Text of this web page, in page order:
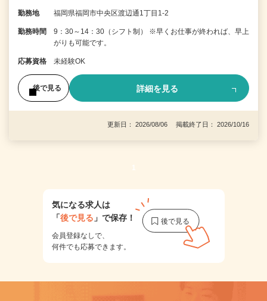
勤務地 福岡県福岡市中央区渡辺通1丁目1-2
勤務時間
9：30～14：30（シフト制） ※早くお仕事が終われば、早上
がりも可能です。
応募資格 未経験OK
後で見る 詳細を見る
更新日： 2026/08/06 掲載終了日： 2026/10/16
1
気になる求人は
「後で見る 」で保存！
会員登録なしで、
何件でも応募できます。